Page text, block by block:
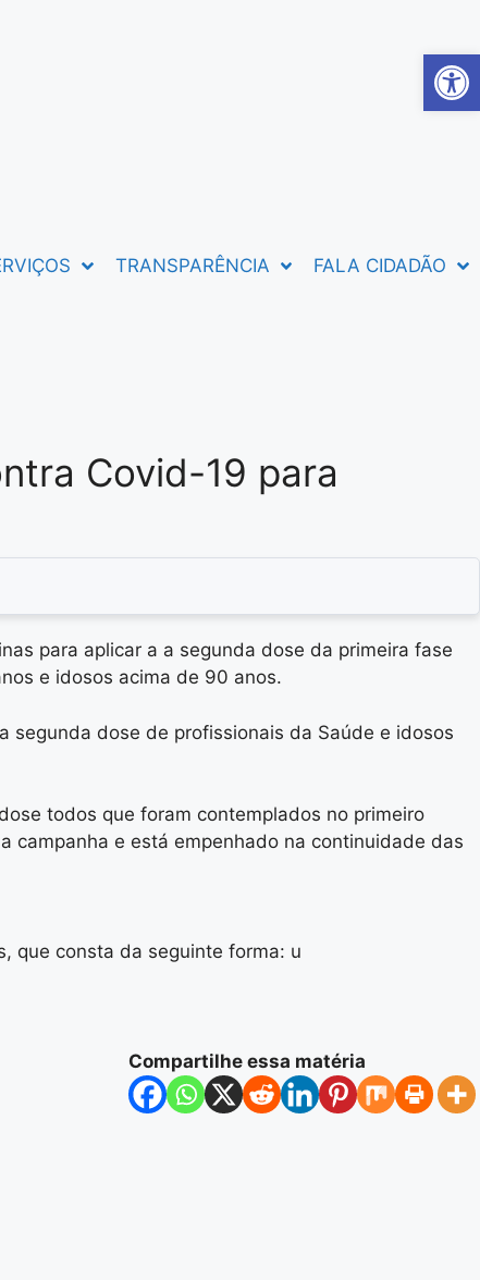
TRANSPARÊNCIA FALA CIDADÃO
Covid-19 para
para aplicar a a segunda dose da primeira fase
e idosos acima de 90 anos.
segunda dose de profissionais da Saúde e idosos
todos que foram contemplados no primeiro
campanha e está empenhado na continuidade das
que consta da seguinte forma: u
Compartilhe essa matéria
Abrir